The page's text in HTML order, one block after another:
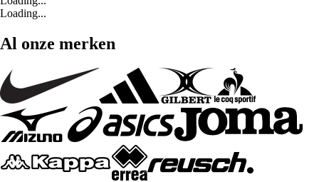
Loading...
Al onze merken